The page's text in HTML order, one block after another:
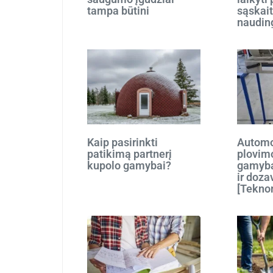
tampa būtini
Kaip pasirinkti
patikimą partnerį
kupolo gamybai?
ir